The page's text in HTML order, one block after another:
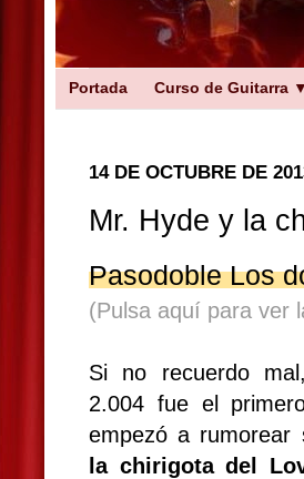
Portada Curso de Guitarra ▼
14 DE OCTUBRE DE
Mr. Hyde y la
Pasodoble Los
(Pulsa aquí para ver
Si no recuerdo
2.004 fue el
empezó a rumorear
la chirigota del